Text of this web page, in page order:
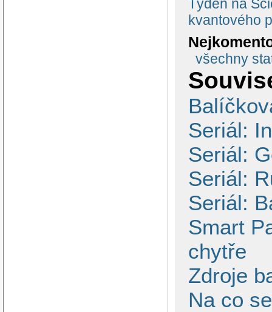
Týden na
kvantového
všechny
Seriál:
Seriál:
Seriál:
Seriál:
Smart
chytře
Zdroje
Na co